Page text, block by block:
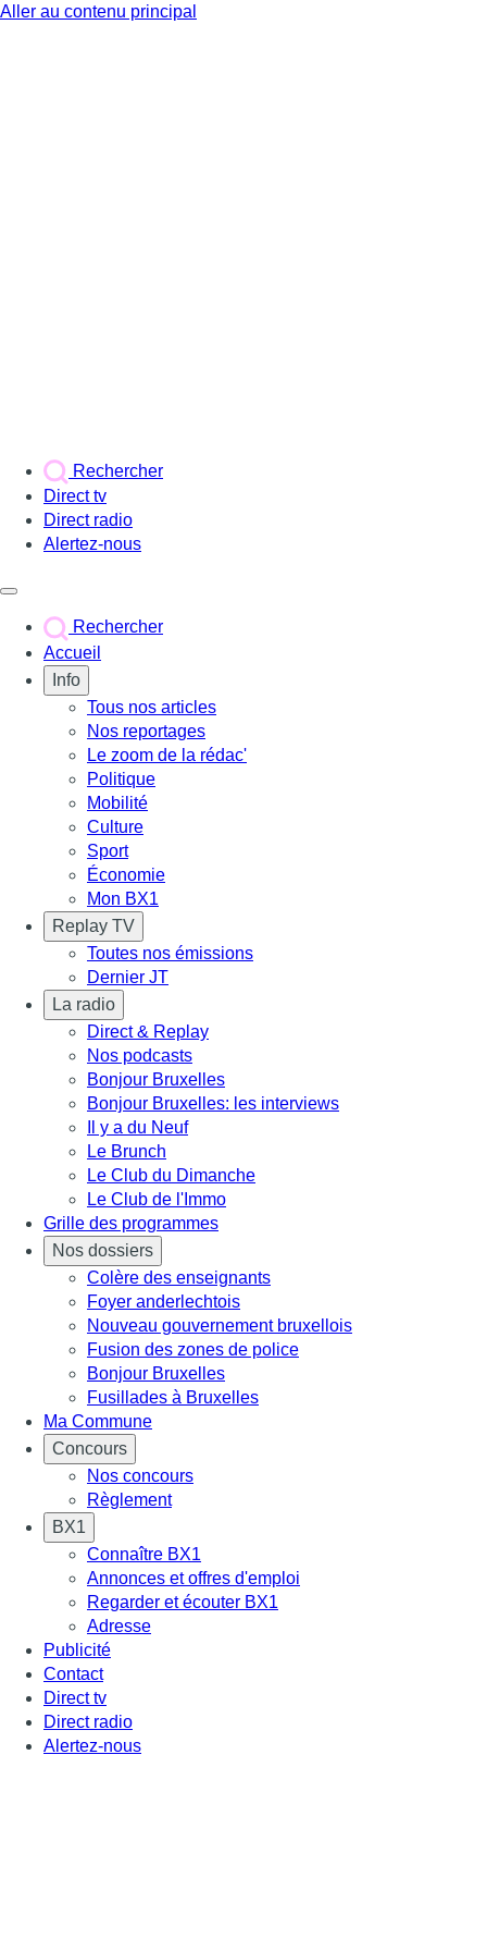
Aller au contenu principal
Rechercher
Direct tv
Direct radio
Alertez-nous
Rechercher
Accueil
Info
Tous nos articles
Nos reportages
Le zoom de la rédac'
Politique
Mobilité
Culture
Sport
Économie
Mon BX1
Replay TV
Toutes nos émissions
Dernier JT
La radio
Direct & Replay
Nos podcasts
Bonjour Bruxelles
Bonjour Bruxelles: les interviews
Il y a du Neuf
Le Brunch
Le Club du Dimanche
Le Club de l'Immo
Grille des programmes
Nos dossiers
Colère des enseignants
Foyer anderlechtois
Nouveau gouvernement bruxellois
Fusion des zones de police
Bonjour Bruxelles
Fusillades à Bruxelles
Ma Commune
Concours
Nos concours
Règlement
BX1
Connaître BX1
Annonces et offres d'emploi
Regarder et écouter BX1
Adresse
Publicité
Contact
Direct tv
Direct radio
Alertez-nous